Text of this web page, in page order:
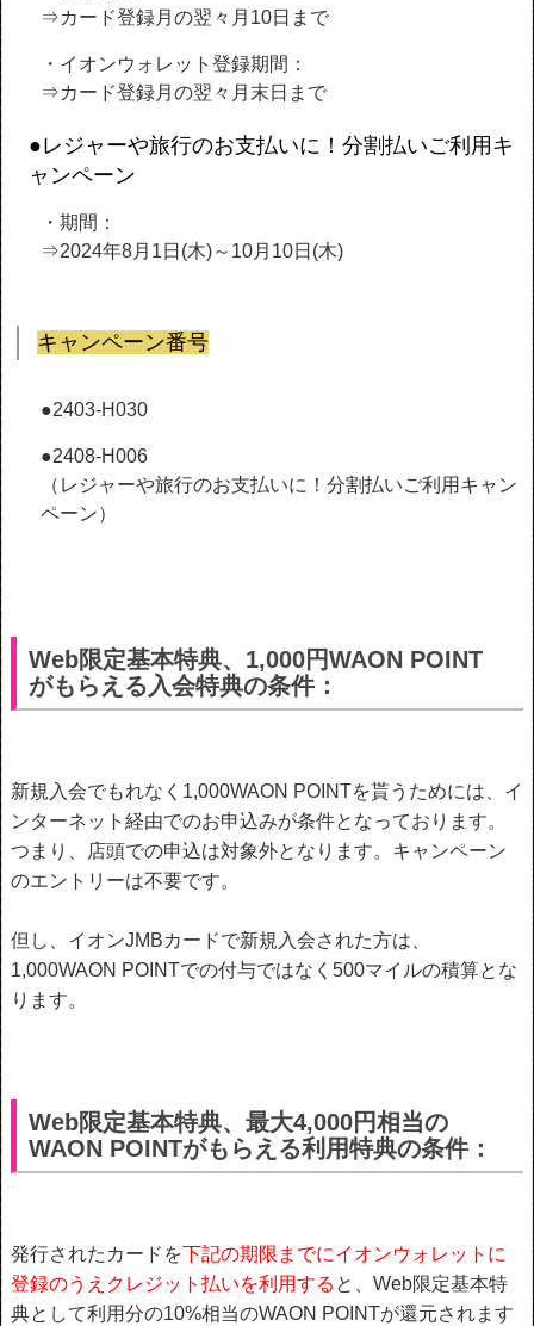
⇒カード登録月の翌々月10日まで
・イオンウォレット登録期間：
⇒カード登録月の翌々月末日まで
●レジャーや旅行のお支払いに！分割払いご利用キ
ャンペーン
・期間：
⇒2024年8月1日(木)～10月10日(木)
キャンペーン番号
●2403-H030
●2408-H006
（レジャーや旅行のお支払いに！分割払いご利用キャン
ペーン）
Web限定基本特典、1,000円WAON POINT
がもらえる入会特典の条件：
新規入会でもれなく1,000WAON POINTを貰うためには、イ
ンターネット経由でのお申込みが条件となっております。
つまり、店頭での申込は対象外となります。 キャンペーン
のエントリーは不要です。
但し、イオンJMBカードで新規入会された方は、
1,000WAON POINTでの付与ではなく500マイルの積算とな
ります。
Web限定基本特典、最大4,000円相当の
WAON POINTがもらえる利用特典の条件：
発行されたカードを下記の期限までにイオンウォレットに
登録のうえクレジット払いを利用する と、Web限定基本特
典として利用分の10%相当のWAON POINTが還元されます